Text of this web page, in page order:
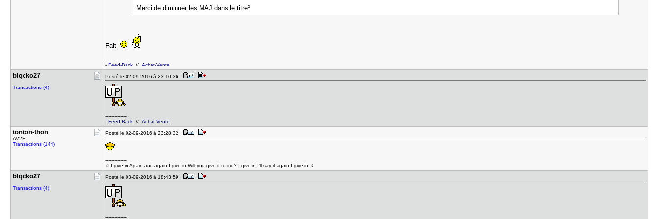
Merci de diminuer les MAJ dans le titre².
Fait
---------------
-Feed-Back //Achat-Vente
blqcko27
Transactions (4)
Posté le 02-09-2016 à 23:10:36
---------------
-Feed-Back //Achat-Vente
tonton-tho​n
AV2F
Transactions (144)
Posté le 02-09-2016 à 23:28:32
---------------
♫ I give in Again and again I give in Will you give it to me? I give in I'll say it again I give in ♫
blqcko27
Transactions (4)
Posté le 03-09-2016 à 18:43:59
---------------